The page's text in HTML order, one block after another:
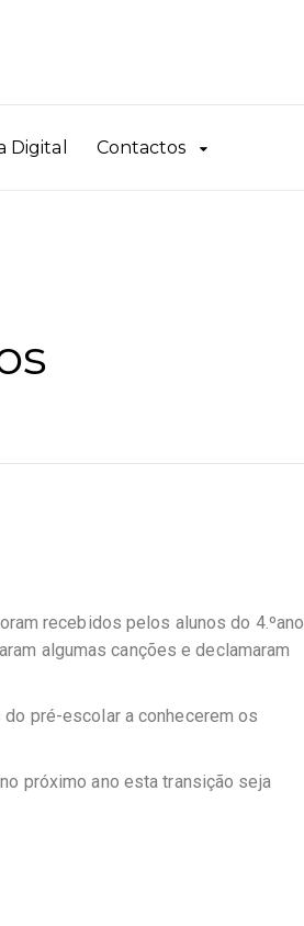
Digital Contactos
recebidos pelos alunos do 4.ºano
algumas canções e declamaram
pré-escolar a conhecerem os
próximo ano esta transição seja